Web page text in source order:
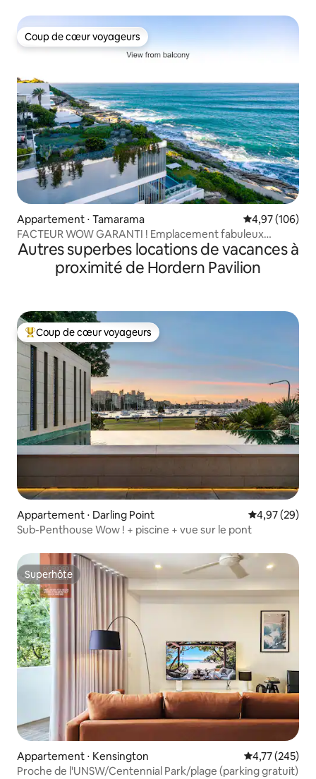
Coup de cœur voyageurs
Coup de cœur voyageurs
Appartement ⋅ Tamarama Évaluation
4,97 (106)
FACTEUR WOW GARANTI ! Emplacement fabuleux
Bondi/Tama
Autres superbes locations de vacances à
proximité de Hordern Pavilion
Coups de cœur voyageurs les plus appréciés
Coup de cœur voyageurs
Appartement ⋅ Darling Point Évaluation
4,97 (29)
Sub-Penthouse Wow ! + piscine + vue sur le pont
Superhôte
Superhôte
Appartement ⋅ Kensington Évaluation
4,77 (245)
Proche de l'UNSW/Centennial Park/plage (parking gratuit)